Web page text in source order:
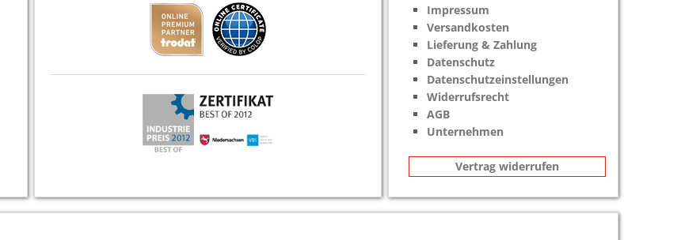
Impressum
Versandkosten
Lieferung & Zahlung
Datenschutz
Datenschutzeinstellungen
Widerrufsrecht
AGB
Unternehmen
Vertrag widerrufen